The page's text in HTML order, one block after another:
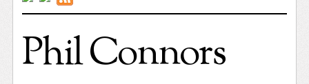
Phil Connors